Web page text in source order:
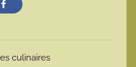
culinaires